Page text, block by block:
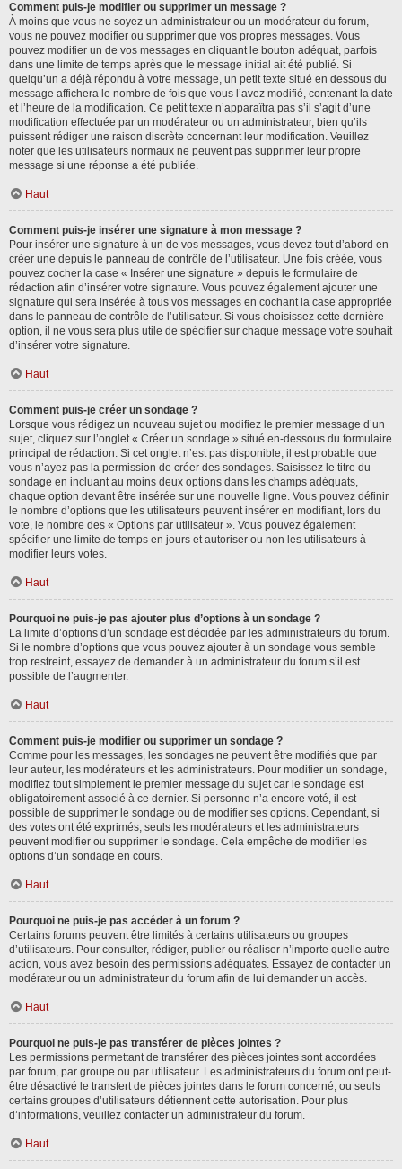
Comment puis-je modifier ou supprimer un message ?
À moins que vous ne soyez un administrateur ou un modérateur du forum,
vous ne pouvez modifier ou supprimer que vos propres messages. Vous
pouvez modifier un de vos messages en cliquant le bouton adéquat, parfois
dans une limite de temps après que le message initial ait été publié. Si
quelqu’un a déjà répondu à votre message, un petit texte situé en dessous du
message affichera le nombre de fois que vous l’avez modifié, contenant la date
et l’heure de la modification. Ce petit texte n’apparaîtra pas s’il s’agit d’une
modification effectuée par un modérateur ou un administrateur, bien qu’ils
puissent rédiger une raison discrète concernant leur modification. Veuillez
noter que les utilisateurs normaux ne peuvent pas supprimer leur propre
message si une réponse a été publiée.
Haut
Comment puis-je insérer une signature à mon message ?
Pour insérer une signature à un de vos messages, vous devez tout d’abord en
créer une depuis le panneau de contrôle de l’utilisateur. Une fois créée, vous
pouvez cocher la case « Insérer une signature » depuis le formulaire de
rédaction afin d’insérer votre signature. Vous pouvez également ajouter une
signature qui sera insérée à tous vos messages en cochant la case appropriée
dans le panneau de contrôle de l’utilisateur. Si vous choisissez cette dernière
option, il ne vous sera plus utile de spécifier sur chaque message votre souhait
d’insérer votre signature.
Haut
Comment puis-je créer un sondage ?
Lorsque vous rédigez un nouveau sujet ou modifiez le premier message d’un
sujet, cliquez sur l’onglet « Créer un sondage » situé en-dessous du formulaire
principal de rédaction. Si cet onglet n’est pas disponible, il est probable que
vous n’ayez pas la permission de créer des sondages. Saisissez le titre du
sondage en incluant au moins deux options dans les champs adéquats,
chaque option devant être insérée sur une nouvelle ligne. Vous pouvez définir
le nombre d’options que les utilisateurs peuvent insérer en modifiant, lors du
vote, le nombre des « Options par utilisateur ». Vous pouvez également
spécifier une limite de temps en jours et autoriser ou non les utilisateurs à
modifier leurs votes.
Haut
Pourquoi ne puis-je pas ajouter plus d’options à un sondage ?
La limite d’options d’un sondage est décidée par les administrateurs du forum.
Si le nombre d’options que vous pouvez ajouter à un sondage vous semble
trop restreint, essayez de demander à un administrateur du forum s’il est
possible de l’augmenter.
Haut
Comment puis-je modifier ou supprimer un sondage ?
Comme pour les messages, les sondages ne peuvent être modifiés que par
leur auteur, les modérateurs et les administrateurs. Pour modifier un sondage,
modifiez tout simplement le premier message du sujet car le sondage est
obligatoirement associé à ce dernier. Si personne n’a encore voté, il est
possible de supprimer le sondage ou de modifier ses options. Cependant, si
des votes ont été exprimés, seuls les modérateurs et les administrateurs
peuvent modifier ou supprimer le sondage. Cela empêche de modifier les
options d’un sondage en cours.
Haut
Pourquoi ne puis-je pas accéder à un forum ?
Certains forums peuvent être limités à certains utilisateurs ou groupes
d’utilisateurs. Pour consulter, rédiger, publier ou réaliser n’importe quelle autre
action, vous avez besoin des permissions adéquates. Essayez de contacter un
modérateur ou un administrateur du forum afin de lui demander un accès.
Haut
Pourquoi ne puis-je pas transférer de pièces jointes ?
Les permissions permettant de transférer des pièces jointes sont accordées
par forum, par groupe ou par utilisateur. Les administrateurs du forum ont peut-
être désactivé le transfert de pièces jointes dans le forum concerné, ou seuls
certains groupes d’utilisateurs détiennent cette autorisation. Pour plus
d’informations, veuillez contacter un administrateur du forum.
Haut